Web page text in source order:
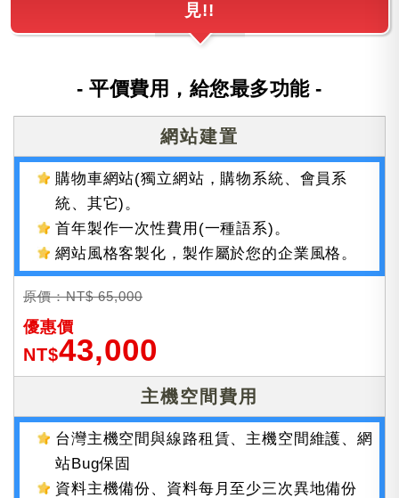
見!!
- 平價費用，給您最多功能 -
網站建置
購物車網站(獨立網站，購物系統、會員系
統、其它)。
首年製作一次性費用(一種語系)。
網站風格客製化，製作屬於您的企業風格。
原價：NT$ 65,000
優惠價
NT$43,000
主機空間費用
台灣主機空間與線路租賃、主機空間維護、網
站Bug保固
資料主機備份、資料每月至少三次異地備份